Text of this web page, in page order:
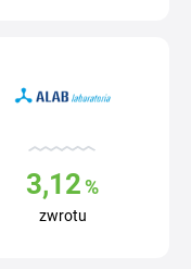
3,12 %
zwrotu